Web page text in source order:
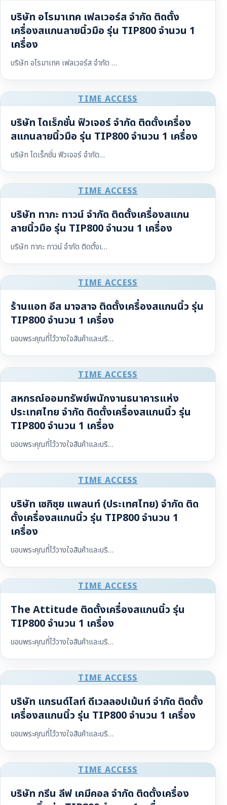
บริษัท อโรมาเทค เฟลเวอร์ส จำกัด ติดตั้ง
เครื่องสแกนลายนิ้วมือ รุ่น TIP800 จำนวน 1
เครื่อง
บริษัท อโรมาเทค เฟลเวอร์ส จำกัด …
TIME ACCESS
บริษัท ไดเร็กชั่น ฟิวเจอร์ จำกัด ติดตั้งเครื่อง
สแกนลายนิ้วมือ รุ่น TIP800 จำนวน 1 เครื่อง
บริษัท ไดเร็กชั่น ฟิวเจอร์ จำกัด…
TIME ACCESS
บริษัท ทากะ ทาวน์ จำกัด ติดตั้งเครื่องสแกน
ลายนิ้วมือ รุ่น TIP800 จำนวน 1 เครื่อง
บริษัท ทากะ ทาวน์ จำกัด ติดตั้งเ…
TIME ACCESS
ร้านแอท อีส มาจสาจ ติดตั้งเครื่องสแกนนิ้ว รุ่น
TIP800 จำนวน 1 เครื่อง
ขอบพระคุณที่ไว้วางใจสินค้าและบริ…
TIME ACCESS
สหกรณ์ออมทรัพย์พนักงานธนาคารแห่ง
ประเทศไทย จำกัด ติดตั้งเครื่องสแกนนิ้ว รุ่น
TIP800 จำนวน 1 เครื่อง
ขอบพระคุณที่ไว้วางใจสินค้าและบริ…
TIME ACCESS
บริษัท เซกิซุย แพลนท์ (ประเทศไทย) จำกัด ติด
ตั้งเครื่องสแกนนิ้ว รุ่น TIP800 จำนวน 1
เครื่อง
ขอบพระคุณที่ไว้วางใจสินค้าและบริ…
TIME ACCESS
The Attitude ติดตั้งเครื่องสแกนนิ้ว รุ่น
TIP800 จำนวน 1 เครื่อง
ขอบพระคุณที่ไว้วางใจสินค้าและบริ…
TIME ACCESS
บริษัท แกรนด์ไลท์ ดีเวลลอปเม้นท์ จำกัด ติดตั้ง
เครื่องสแกนนิ้ว รุ่น TIP800 จำนวน 1 เครื่อง
ขอบพระคุณที่ไว้วางใจสินค้าและบริ…
TIME ACCESS
บริษัท กรีน ลีฟ เคมีคอล จำกัด ติดตั้งเครื่อง